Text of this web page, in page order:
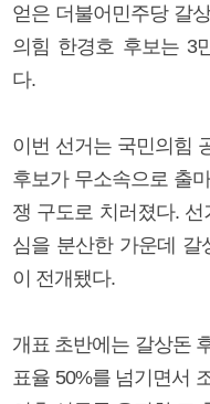
얻은 더불어민주당 갈
의힘 한경호 후보는 3
다.
이번 선거는 국민의힘
후보가 무소속으로 출
쟁 구도로 치러졌다.
심을 분산한 가운데 갈
이 전개됐다.
개표 초반에는 갈상돈
표율 50%를 넘기면서